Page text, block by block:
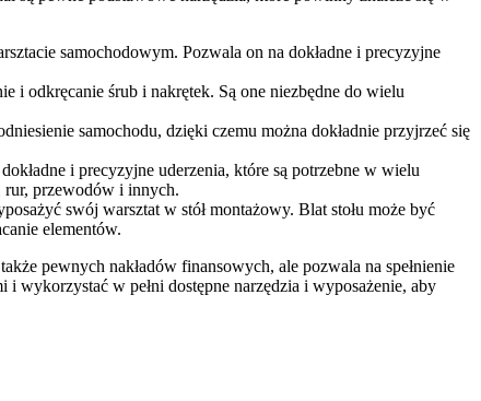
samochodowym. Pozwala on na dokładne i precyzyjne
i odkręcanie śrub i nakrętek. Są one niezbędne do wielu
samochodu, dzięki czemu można dokładnie przyjrzeć się
i precyzyjne uderzenia, które są potrzebne w wielu
rur, przewodów i innych.
swój warsztat w stół montażowy. Blat stołu może być
elementów.
pewnych nakładów finansowych, ale pozwala na spełnienie
wykorzystać w pełni dostępne narzędzia i wyposażenie, aby